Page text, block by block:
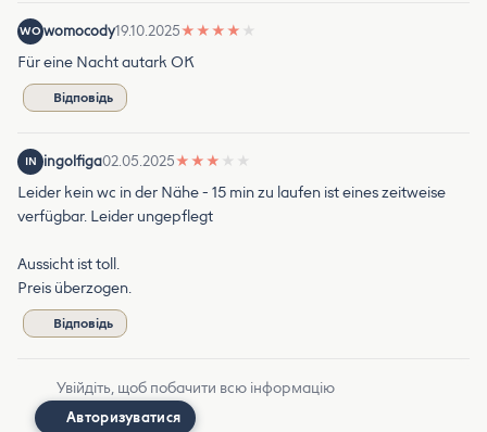
WO womocody19.10.2025★ ★ ★ ★ ★
Für eine Nacht autark OK
Відповідь
IN ingolfiga02.05.2025★ ★ ★ ★ ★
Leider kein wc in der Nähe - 15 min zu laufen ist eines zeitweise
verfügbar. Leider ungepflegt
Aussicht ist toll.
Preis überzogen.
Відповідь
Увійдіть, щоб побачити всю інформацію
Авторизуватися